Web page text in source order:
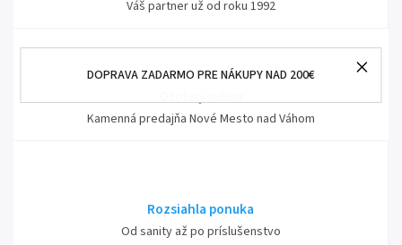
DOPRAVA ZADARMO PRE NÁKUPY NAD 200€
Váš partner už od roku 1992
Kamenná predajňa Nové Mesto nad Váhom
Rozsiahla ponuka
Od sanity až po príslušenstvo